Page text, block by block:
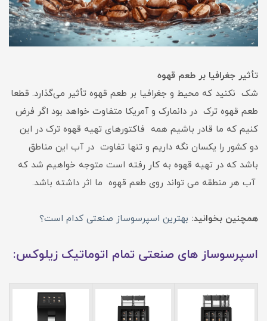
تأثیر جغرافیا بر طعم قهوه
شک نکنید که محیط و جغرافیا بر طعم قهوه تأثیر می‌گذارد. قطعا
طعم قهوه ترک در دانمارک و آمریکا متفاوت خواهد بود اگر فرض
کنیم که ما قادر باشیم همه فاکتورهای تهیه قهوه ترک در این
دو کشور را یکسان نگه داریم و تنها تفاوت در آب این مناطق
باشد که در تهیه قهوه به کار رفته است متوجه خواهیم شد که
آب هر منطقه می تواند روی طعم قهوه ما اثر داشته باشد.
همچنین بخوانید: بهترین اسپرسوساز صنعتی کدام است؟
اسپرسوساز های صنعتی تمام اتوماتیک زیلوکس: